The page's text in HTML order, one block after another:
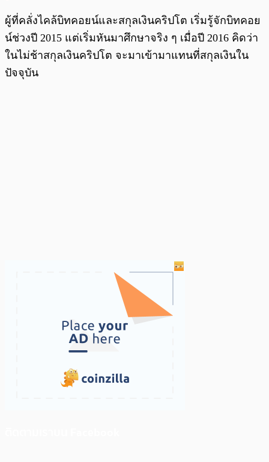
ผู้ที่คลั่งไคล้บิทคอยน์และสกุลเงินคริปโต เริ่มรู้จักบิทคอย
น์ช่วงปี 2015 แต่เริ่มหันมาศึกษาจริง ๆ เมื่อปี 2016 คิดว่า
ในไม่ช้าสกุลเงินคริปโต จะมาเข้ามาแทนที่สกุลเงินใน
ปัจจุบัน